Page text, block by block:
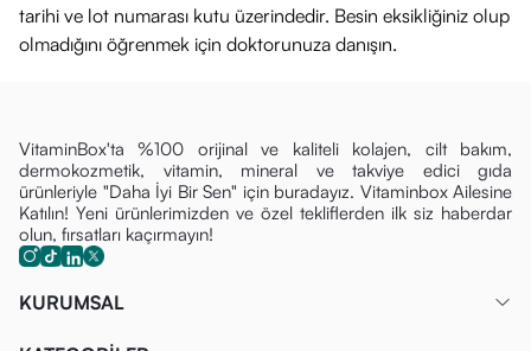
tarihi ve lot numarası kutu üzerindedir. Besin eksikliğiniz olup
olmadığını öğrenmek için doktorunuza danışın.
VitaminBox'ta %100 orijinal ve kaliteli kolajen, cilt bakım,
dermokozmetik, vitamin, mineral ve takviye edici gıda
ürünleriyle "Daha İyi Bir Sen" için buradayız. Vitaminbox Ailesine
Katılın! Yeni ürünlerimizden ve özel tekliflerden ilk siz haberdar
olun, fırsatları kaçırmayın!
KURUMSAL